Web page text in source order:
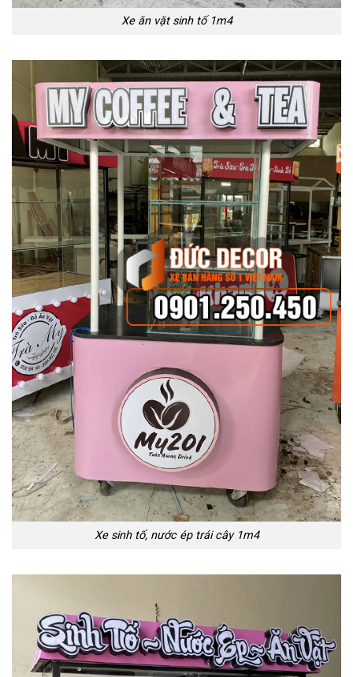
Xe ăn vặt sinh tố 1m4
Xe sinh tố, nước ép trái cây 1m4